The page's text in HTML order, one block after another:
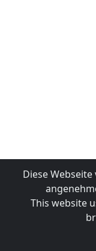
Diese
This website